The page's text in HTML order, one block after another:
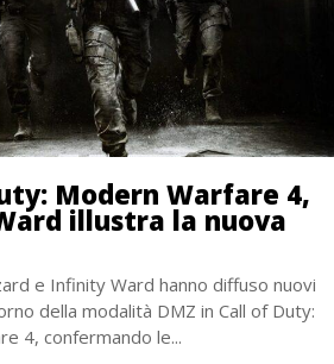
Modern Warfare 4,
illustra la nuova
e Infinity Ward hanno diffuso nuovi
della modalità DMZ in Call of Duty:
4, confermando le...